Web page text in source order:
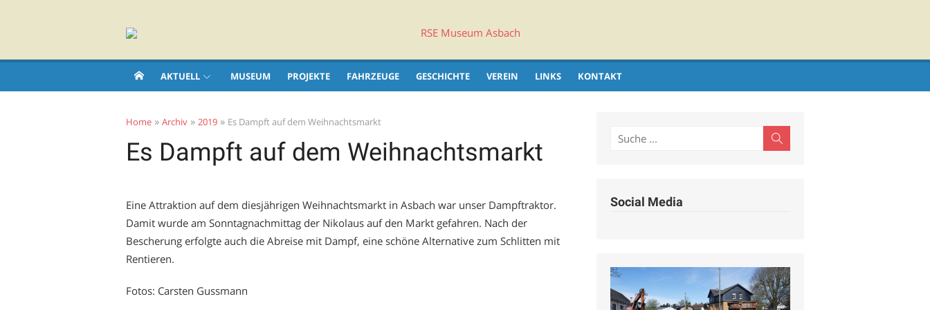
AKTUELL MUSEUM PROJEKTE FAHRZEUGE GESCHICHTE VEREIN LINKS KONTAKT
Home » Archiv » 2019 » Es Dampft auf dem Weihnachtsmarkt
Es Dampft auf dem Weihnachtsmarkt
Eine Attraktion auf dem diesjährigen Weihnachtsmarkt in Asbach war unser Dampftraktor.
Damit wurde am Sonntagnachmittag der Nikolaus auf den Markt gefahren. Nach der
Bescherung erfolgte auch die Abreise mit Dampf, eine schöne Alternative zum Schlitten mit
Rentieren.
Fotos: Carsten Gussmann
Search
Social Media